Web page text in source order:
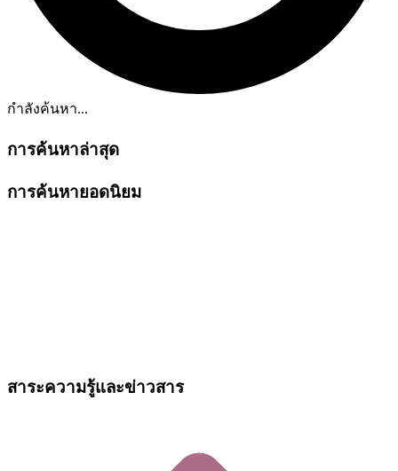
กำลังค้นหา...
การค้นหาล่าสุด
การค้นหายอดนิยม
สาระความรู้และข่าวสาร